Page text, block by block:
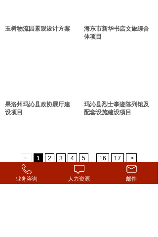
玉树物流园景观设计方案
海东市新华书店文旅综合
体项目
果洛州玛沁县政协展厅建
设项目
玛沁县烈士事迹陈列馆及
配套设施建设项目
< 1 2 3 4 5 ... 16 17 >
业务咨询 人力资源 邮件